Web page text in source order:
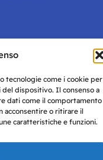
tecnologie come i cookie per
dispositivo. Il consenso a
dati come il comportamento
acconsentire o ritirare il
caratteristiche e funzioni.
9/2019.
sono forniti